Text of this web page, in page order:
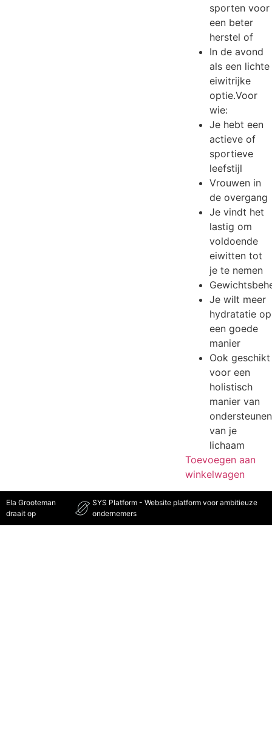
sporten voor
een beter
herstel of
In de avond
als een lichte
eiwitrijke
optie.Voor
wie:
Je hebt een
actieve of
sportieve
leefstijl
Vrouwen in
de overgang
Je vindt het
lastig om
voldoende
eiwitten tot
je te nemen
Je wilt meer
hydratatie op
een goede
manier
Ook geschikt
voor een
holistisch
manier van
ondersteunen
van je
lichaam
Toevoegen aan
winkelwagen
Ela Grooteman
draait op
SYS Platform - Website platform voor ambitieuze
ondernemers